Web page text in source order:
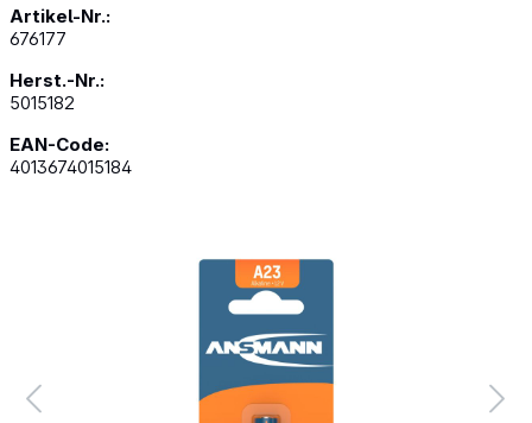
Artikel-Nr.:
676177
Herst.-Nr.:
5015182
EAN-Code:
4013674015184
Bildergalerie überspringen